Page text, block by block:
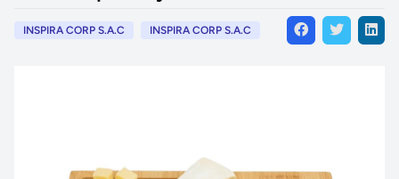
INSPIRA CORP S.A.C INSPIRA CORP S.A.C